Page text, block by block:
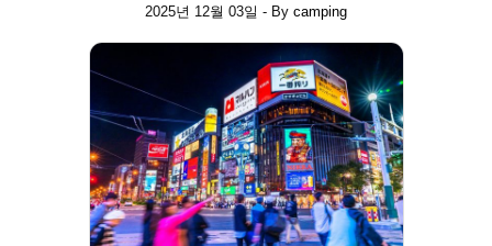
2025년 12월 03일 - By camping